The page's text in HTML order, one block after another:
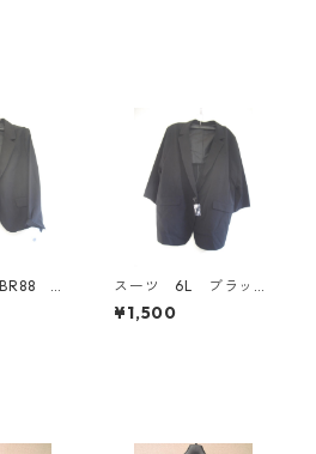
ブ
スーツ 6L ブラッ
ク IY-4526
¥1,500